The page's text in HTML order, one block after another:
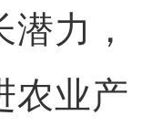
力，
农业产